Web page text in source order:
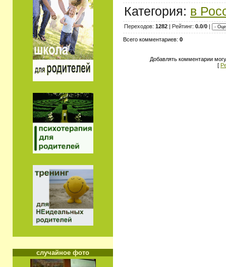
случайное фото
Категория: в
Переходов: 1282 | Рейтинг: 0.0/0 |
Всего комментариев: 0
Добавлять комментарии
[